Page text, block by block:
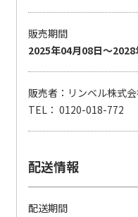
販売期間
2025年04月08日～2028
販売者：リンベル株式
TEL： 0120-018-772
配送情報
配送期間